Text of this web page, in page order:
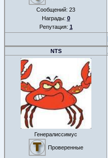
Сообщений: 23
Награды: 0
Репутация: 1
NTS
Генералиссимус
Проверенные